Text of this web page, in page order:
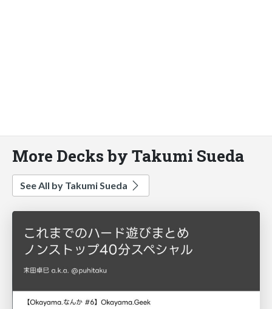
More Decks by Takumi Sueda
See All by Takumi Sueda